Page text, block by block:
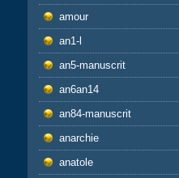
amour
an1-l
an5-manuscrit
an6an14
an84-manuscrit
anarchie
anatole